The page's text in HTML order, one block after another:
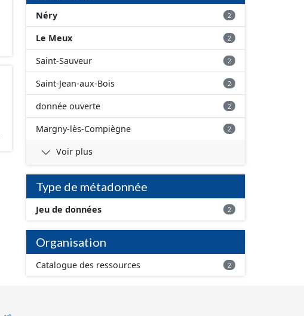
Néry 2
Le Meux 2
Saint-Sauveur 2
Saint-Jean-aux-Bois 2
donnée ouverte 2
Margny-lès-Compiègne 2
Voir plus
Type de métadonnée
Jeu de données 2
Organisation
Catalogue des ressources 2